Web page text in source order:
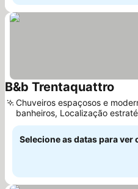
B&b Trentaquattro
Chuveiros espaçosos e
banheiros, Localização
explorar a região
Selecione as datas para ver